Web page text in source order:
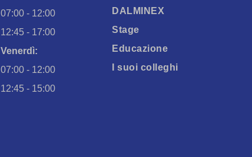
07:00 - 12:00
12:45 - 17:00
Venerdì:
07:00 - 12:00
12:45 - 15:00
DALMINEX
Stage
Educazione
I suoi colleghi